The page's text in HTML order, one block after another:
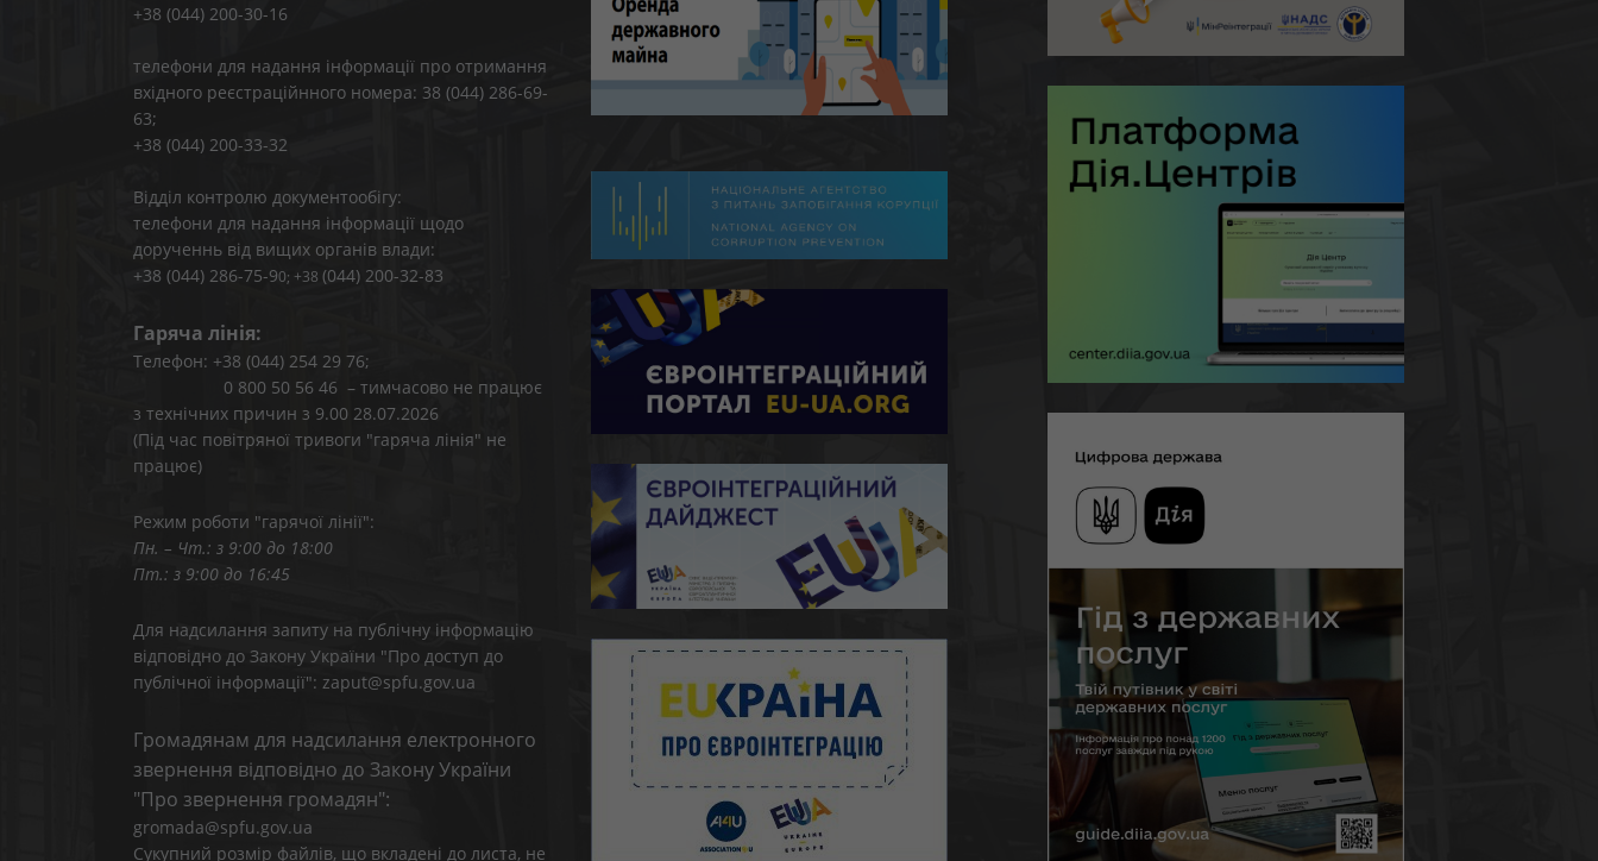
+38 (044) 200-30-16
телефони для надання інформації про отримання
вхідного реєстраційнного номера: 38 (044) 286-69-
63;
+38 (044) 200-33-32
Відділ контролю документообігу:
телефони для надання інформації щодо
дорученнь від вищих органів влади:
+38 (044) 286-75-90; +38 (044) 200-32-83
Гаряча лінія:
Телефон: +38 (044) 254 29 76;
0 800 50 56 46 – тимчасово не працює
з технічних причин з 9.00 28.07.2026
(Під час повітряної тривоги "гаряча лінія" не
працює)
Режим роботи "гарячої лінії":
Пн. – Чт.: з 9:00 до 18:00
Пт.: з 9:00 до 16:45
Для надсилання запиту на публічну інформацію
відповідно до Закону України "Про доступ до
публічної інформації": zaput@spfu.gov.ua
Громадянам для надсилання електронного
звернення відповідно до Закону України
"Про звернення громадян":
gromada@spfu.gov.ua
Сукупний розмір файлів, що вкладені до листа, не